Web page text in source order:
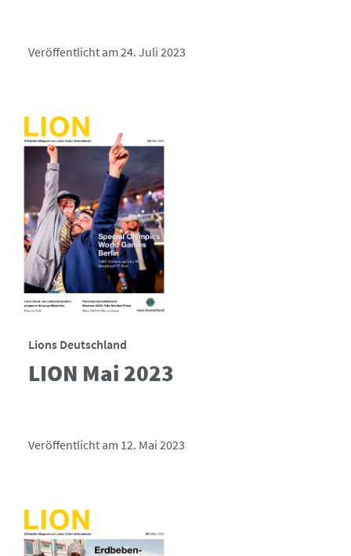
Veröffentlicht am 24. Juli 2023
Lions Deutschland
LION Mai 2023
Veröffentlicht am 12. Mai 2023